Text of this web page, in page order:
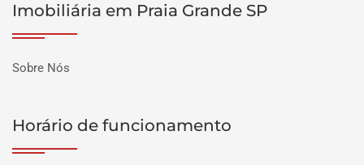
Imobiliária em Praia Grande SP
Sobre Nós
Horário de funcionamento